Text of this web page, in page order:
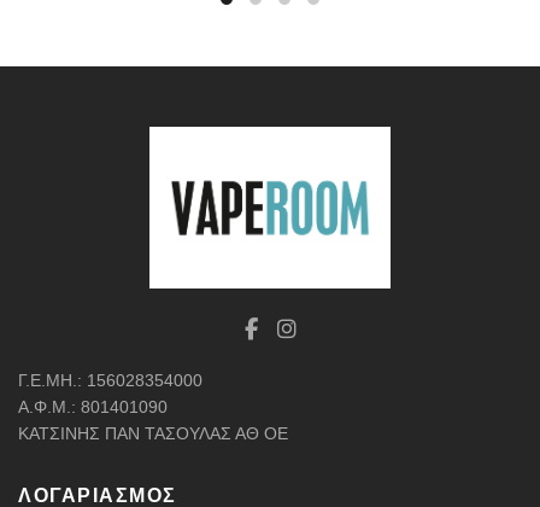
του
Γ.Ε.ΜΗ.: 156028354000
Α.Φ.Μ.: 801401090
ΚΑΤΣΙΝΗΣ ΠΑΝ ΤΑΣΟΥΛΑΣ ΑΘ ΟΕ
ΛΟΓΑΡΙΑΣΜΌΣ